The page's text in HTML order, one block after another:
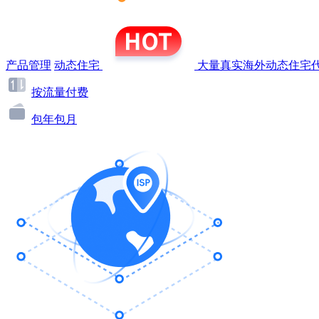
产品管理 动态住宅 大量真实海外动态住宅
按流量付费
包年包月